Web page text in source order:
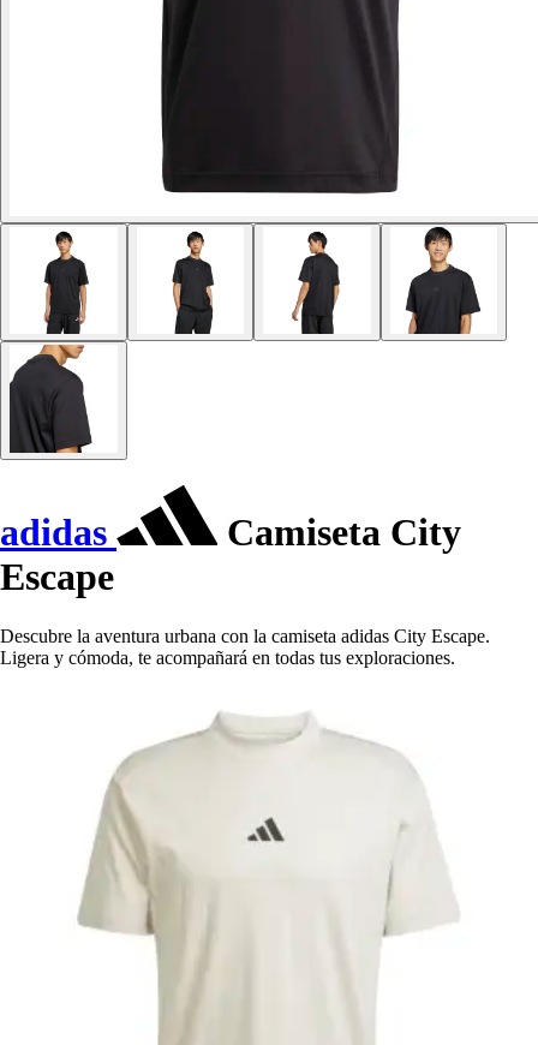
adidas
Camiseta City
Escape
Descubre la aventura urbana con la camiseta adidas City Escape.
Ligera y cómoda, te acompañará en todas tus exploraciones.